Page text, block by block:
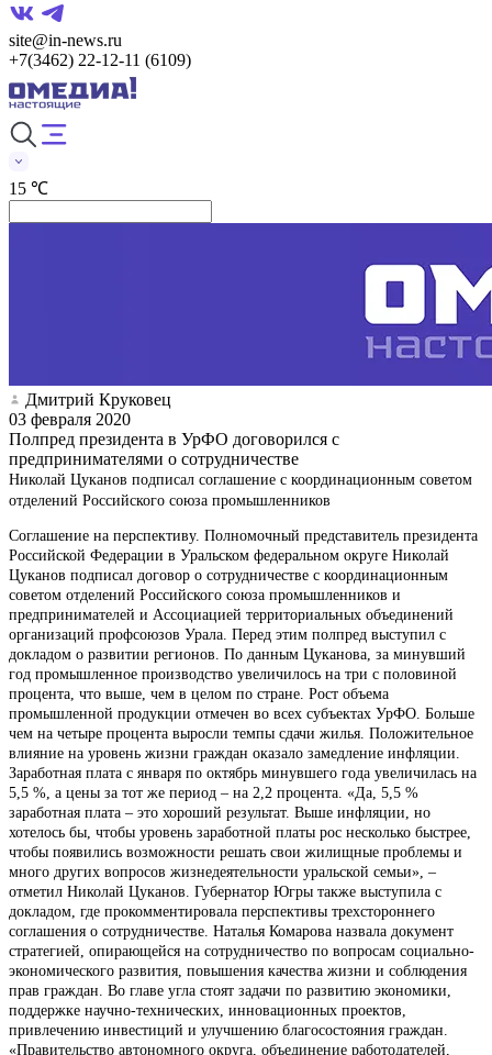
site@in-news.ru
+7(3462) 22-12-11 (6109)
15 ℃
Дмитрий Круковец
03 февраля 2020
Полпред президента в УрФО договорился с
предпринимателями о сотрудничестве
Николай Цуканов подписал соглашение с координационным советом
отделений Российского союза промышленников
Соглашение на перспективу. Полномочный представитель президента
Российской Федерации в Уральском федеральном округе Николай
Цуканов подписал договор о сотрудничестве с координационным
советом отделений Российского союза промышленников и
предпринимателей и Ассоциацией территориальных объединений
организаций профсоюзов Урала. Перед этим полпред выступил с
докладом о развитии регионов. По данным Цуканова, за минувший
год промышленное производство увеличилось на три с половиной
процента, что выше, чем в целом по стране. Рост объема
промышленной продукции отмечен во всех субъектах УрФО. Больше
чем на четыре процента выросли темпы сдачи жилья. Положительное
влияние на уровень жизни граждан оказало замедление инфляции.
Заработная плата с января по октябрь минувшего года увеличилась на
5,5 %, а цены за тот же период – на 2,2 процента. «Да, 5,5 %
заработная плата – это хороший результат. Выше инфляции, но
хотелось бы, чтобы уровень заработной платы рос несколько быстрее,
чтобы появились возможности решать свои жилищные проблемы и
много других вопросов жизнедеятельности уральской семьи», –
отметил Николай Цуканов. Губернатор Югры также выступила с
докладом, где прокомментировала перспективы трехстороннего
соглашения о сотрудничестве. Наталья Комарова назвала документ
стратегией, опирающейся на сотрудничество по вопросам социально-
экономического развития, повышения качества жизни и соблюдения
прав граждан. Во главе угла стоят задачи по развитию экономики,
поддержке научно-технических, инновационных проектов,
привлечению инвестиций и улучшению благосостояния граждан.
«Правительство автономного округа, объединение работодателей,